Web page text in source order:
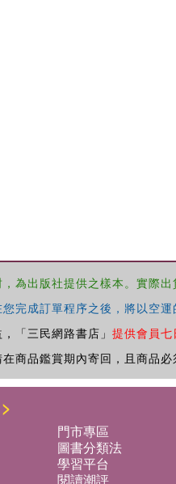
為出版社提供之樣本。實際
完成訂單程序之後，將以空
「三民網路書店」 提供會員七
商品鑑賞期內寄回，且商品
門市專區
圖書分類法
學習平台
閱讀潮評